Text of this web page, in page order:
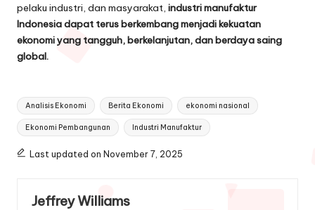
pelaku industri, dan masyarakat, industri manufaktur
Indonesia dapat terus berkembang menjadi kekuatan
ekonomi yang tangguh, berkelanjutan, dan berdaya saing
global.
Tags:
Analisis Ekonomi Berita Ekonomi ekonomi nasional
Ekonomi Pembangunan Industri Manufaktur
Last updated on November 7, 2025
Jeffrey Williams